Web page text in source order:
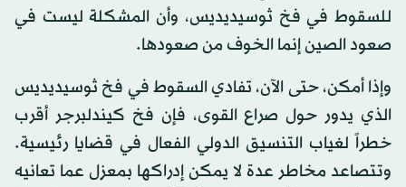
للسقوط في فخ ثوسيديديس، وأن المشكلة ليست في
صعود الصين إنما الخوف من صعودها.
وإذا أمكن، حتى الآن، تفادي السقوط في فخ ثوسيديديس
الذي يدور حول صراع القوى، فإن فخ كيندلبرجر أقرب
خطراً لغياب التنسيق الدولي الفعال في قضايا رئيسية.
وتتصاعد مخاطر عدة لا يمكن إدراكها بمعزل عما تعانيه